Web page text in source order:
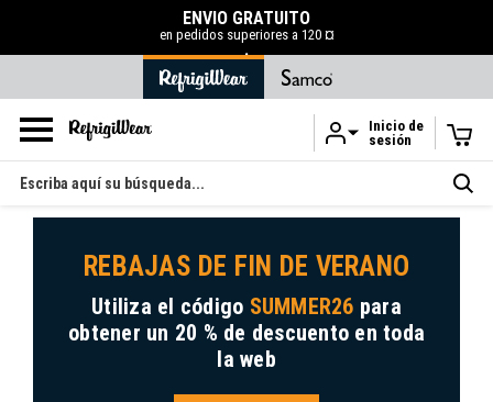
Ir al contenido principal
ENVÍO GRATUITO
en pedidos superiores a 120 ¤
.
Inicio de
sesión
Buscar
en
REBAJAS DE FIN DE VERANO
Utiliza el código SUMMER26 para
obtener un 20 % de descuento en toda
la web